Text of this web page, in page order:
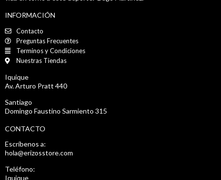
INFORMACIÓN
Contacto
Preguntas Frecuentes
Terminos y Condiciones
Nuestras Tiendas
Iquique
Av. Arturo Pratt 440
Santiago
Domingo Faustino Sarmiento 315
CONTACTO
Escríbenos a:
hola@erizosstore.com
Teléfono:
Iquique